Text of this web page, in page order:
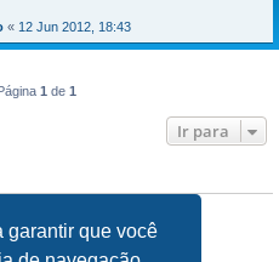
garantir que você
« 12 Jun 2012, 18:43
1 de 1
Ir para